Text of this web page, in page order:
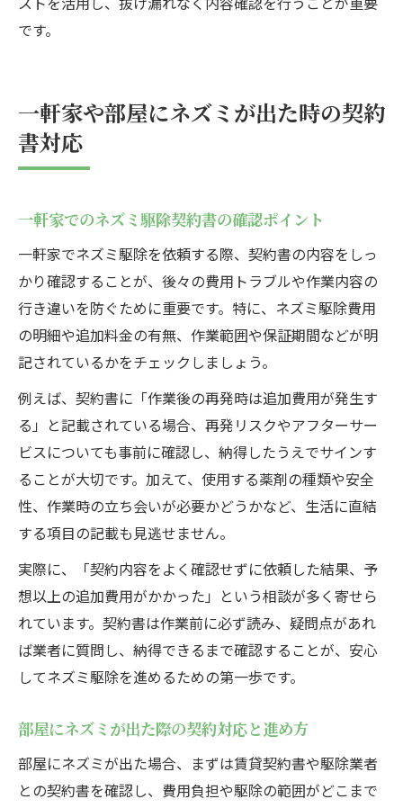
です。
一軒家や部屋にネズミが出た時の契約
書対応
一軒家でのネズミ駆除契約書の確認ポイント
一軒家でネズミ駆除を依頼する際、契約書の内容をしっ
かり確認することが、後々の費用トラブルや作業内容の
行き違いを防ぐために重要です。特に、ネズミ駆除費用
の明細や追加料金の有無、作業範囲や保証期間などが明
記されているかをチェックしましょう。
例えば、契約書に「作業後の再発時は追加費用が発生す
る」と記載されている場合、再発リスクやアフターサー
ビスについても事前に確認し、納得したうえでサインす
ることが大切です。加えて、使用する薬剤の種類や安全
性、作業時の立ち会いが必要かどうかなど、生活に直結
する項目の記載も見逃せません。
実際に、「契約内容をよく確認せずに依頼した結果、予
想以上の追加費用がかかった」という相談が多く寄せら
れています。契約書は作業前に必ず読み、疑問点があれ
ば業者に質問し、納得できるまで確認することが、安心
してネズミ駆除を進めるための第一歩です。
部屋にネズミが出た際の契約対応と進め方
部屋にネズミが出た場合、まずは賃貸契約書や駆除業者
との契約書を確認し、費用負担や駆除の範囲がどこまで